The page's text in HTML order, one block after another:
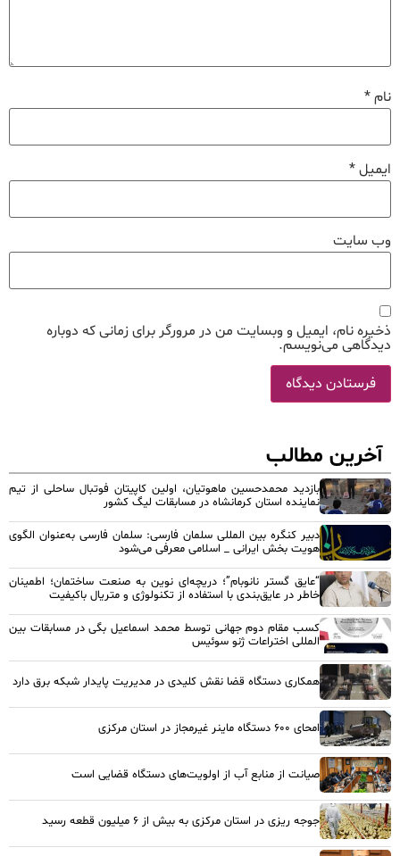
نام*
ایمیل*
وب‌ سایت
ذخیره نام، ایمیل و وبسایت من در مرورگر برای زمانی که دوباره
دیدگاهی می‌نویسم.
آخرین مطالب
بازدید محمدحسین ماهوتیان، اولین کاپیتان فوتبال ساحلی از تیم
نماینده استان کرمانشاه در مسابقات لیگ کشور
دبیر کنگره بین المللی سلمان فارسی: سلمان فارسی به‌عنوان الگوی
هویت بخش ایرانی _ اسلامی معرفی می‌شود
“عایق گستر نانوبام”؛ دریچه‌ای نوین به صنعت ساختمان؛ اطمینان
خاطر در عایق‌بندی با استفاده از تکنولوژی و متریال باکیفیت
کسب مقام دوم جهانی توسط محمد اسماعیل بگی در مسابقات بین
المللی اختراعات ژنو سوئیس
همکاری دستگاه قضا نقش کلیدی در مدیریت پایدار شبکه برق دارد
امحای ۶۰۰ دستگاه ماینر غیرمجاز در استان مرکزی
صیانت از منابع آب از اولویت‌های دستگاه قضایی است
جوجه ریزی در استان مرکزی به بیش از ۶ میلیون قطعه رسید